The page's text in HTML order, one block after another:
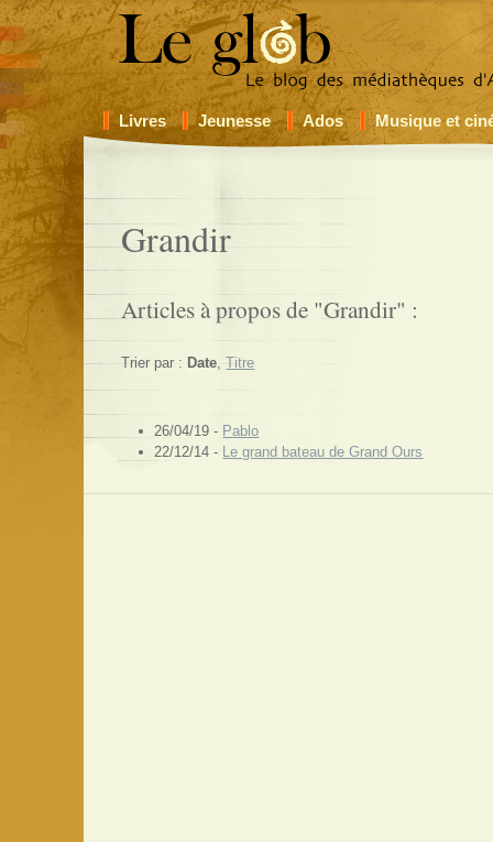
Livres Jeunesse Ados Musique et
Grandir
Articles à propos de "Grandir" :
Trier par : Date,Titre
26/04/19 - Pablo
22/12/14 - Le grand bateau de Grand Ours